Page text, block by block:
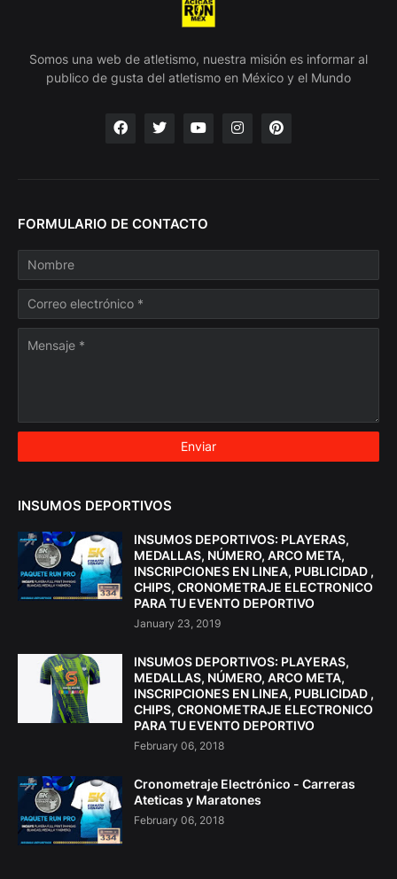
Somos una web de atletismo, nuestra misión es informar al
publico de gusta del atletismo en México y el Mundo
FORMULARIO DE CONTACTO
INSUMOS DEPORTIVOS
INSUMOS DEPORTIVOS: PLAYERAS,
MEDALLAS, NÚMERO, ARCO META,
INSCRIPCIONES EN LINEA, PUBLICIDAD ,
CHIPS, CRONOMETRAJE ELECTRONICO
PARA TU EVENTO DEPORTIVO
January 23, 2019
INSUMOS DEPORTIVOS: PLAYERAS,
MEDALLAS, NÚMERO, ARCO META,
INSCRIPCIONES EN LINEA, PUBLICIDAD ,
CHIPS, CRONOMETRAJE ELECTRONICO
PARA TU EVENTO DEPORTIVO
February 06, 2018
Cronometraje Electrónico - Carreras
Ateticas y Maratones
February 06, 2018